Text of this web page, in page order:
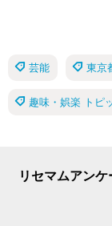
芸能 東京
趣味・娯楽 トピ
リセマムアン